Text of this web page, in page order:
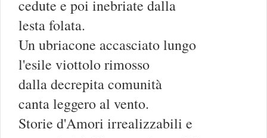
cedute e poi inebriate dalla
lesta folata.
Un ubriacone accasciato lungo
l'esile viottolo rimosso
dalla decrepita comunità
canta leggero al vento.
Storie d'Amori irrealizzabili e